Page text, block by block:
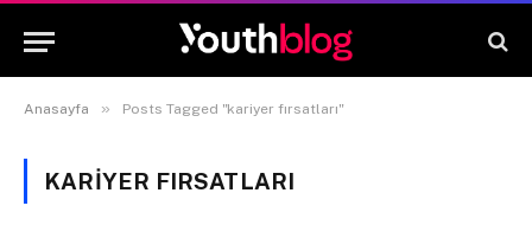
Anasayfa » Posts Tagged "kariyer fırsatları"
KARIYER FIRSATLARI